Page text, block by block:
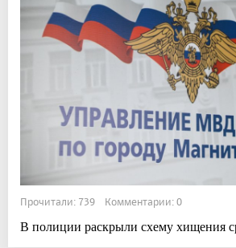
Прочитали: 739 Комментарии: 0
В полиции раскрыли схему хищения